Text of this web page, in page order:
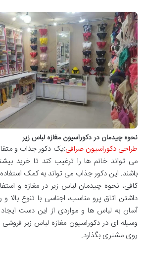
نحوه چیدمان در دكوراسيون مغازه لباس زير
طراحی دکوراسیون صرافی:یک دکور جذاب و
می تواند خانم ها را ترغیب کند تا خرید
باشند. این دکور جذاب می تواند به کمک
کافی، نحوه چیدمان لباس زیر در مغازه و
داشتن اتاق پرو مناسب، اجناسی با تنوع بالا
آسان به لباس ها و مواردی از این دست
وسیله ای در دكوراسيون مغازه لباس زير
روی مشتری بگذارد.